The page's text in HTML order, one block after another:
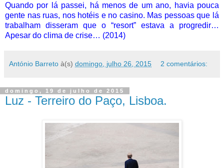
Quando por lá passei, há menos de um ano, havia pouca
gente nas ruas, nos hotéis e no casino. Mas pessoas que lá
trabalham disseram que o “resort” estava a progredir…
Apesar do clima de crise… (2014)
António Barreto à(s) domingo, julho 26, 2015 2 comentários:
domingo, 19 de julho de 2015
Luz - Terreiro do Paço, Lisboa.